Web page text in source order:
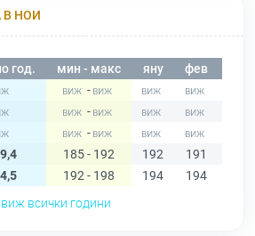
В НОИ
год. мин - макс яну фев
-
-
-
185 - 192 192 191
192 - 198 194 194
виж всички години